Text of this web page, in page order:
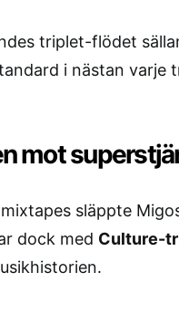
triplet-flödet
i nästan varje
mot
släppte
dock med Culture-